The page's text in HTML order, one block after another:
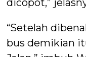
“Setelah
bus demikian